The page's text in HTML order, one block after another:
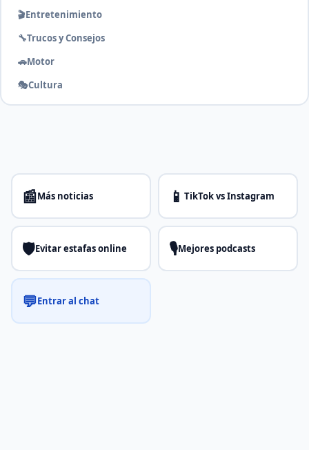
🎬Entretenimiento
🔧Trucos y Consejos
🚗Motor
🎭Cultura
📰Más noticias 📱 TikTok vs Instagram
🛡️Evitar estafas online 🎙️Mejores podcasts
💬Entrar al chat